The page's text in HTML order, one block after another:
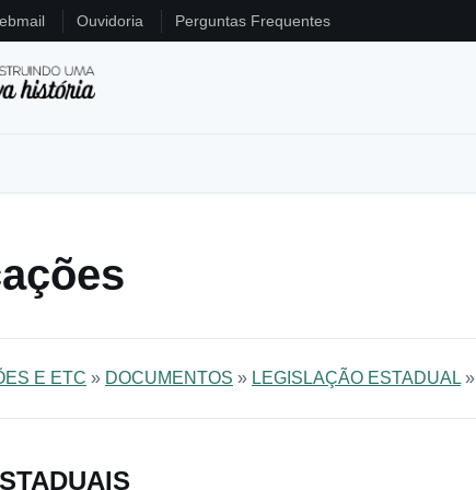
Ouvidoria Perguntas Frequentes
E ETC » DOCUMENTOS » LEGISLAÇÃO ESTADUAL»